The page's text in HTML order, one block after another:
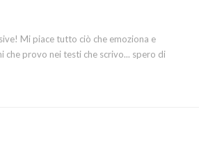
Mi piace tutto ciò che emoziona e
che provo nei testi che scrivo... spero di